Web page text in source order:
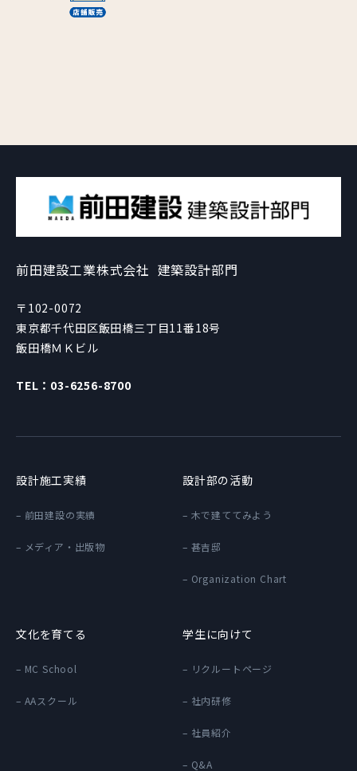
前田建設工業株式会社 建築設計部門
〒102-0072
東京都千代田区飯田橋三丁目11番18号
飯田橋ＭＫビル
TEL：03-6256-8700
設計施工実績
– 前田建設の実績
– メディア・出版物
設計部の活動
– 木で建ててみよう
– 甚吉邸
– Organization Chart
文化を育てる
– MC School
– AAスクール
学生に向けて
– リクルートページ
– 社内研修
– 社員紹介
– Q&A